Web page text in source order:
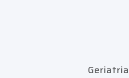
Geriatria